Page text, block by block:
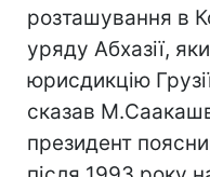
розташування в
уряду Абхазії,
юрисдикцію
сказав
президент